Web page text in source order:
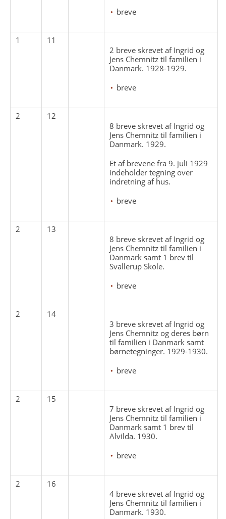
breve
1
11
2 breve skrevet af Ingrid og
Jens Chemnitz til familien i
Danmark. 1928-1929.
breve
2
12
8 breve skrevet af Ingrid og
Jens Chemnitz til familien i
Danmark. 1929.
Et af brevene fra 9. juli 1929
indeholder tegning over
indretning af hus.
breve
2
13
8 breve skrevet af Ingrid og
Jens Chemnitz til familien i
Danmark samt 1 brev til
Svallerup Skole.
breve
2
14
3 breve skrevet af Ingrid og
Jens Chemnitz og deres børn
til familien i Danmark samt
børnetegninger. 1929-1930.
breve
2
15
7 breve skrevet af Ingrid og
Jens Chemnitz til familien i
Danmark samt 1 brev til
Alvilda. 1930.
breve
2
16
4 breve skrevet af Ingrid og
Jens Chemnitz til familien i
Danmark. 1930.